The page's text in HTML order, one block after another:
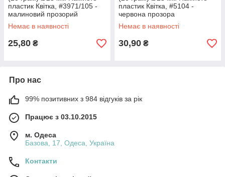
пластик Квітка, #3971/105 -
малиновий прозорий
Немає в наявності
25,80 ₴
пластик Квітка, #5104 -
червона прозора
Немає в наявності
30,90 ₴
Про нас
99% позитивних з 984 відгуків за рік
Працює з 03.10.2015
м. Одеса
Базова, 17, Одеса, Україна
Контакти